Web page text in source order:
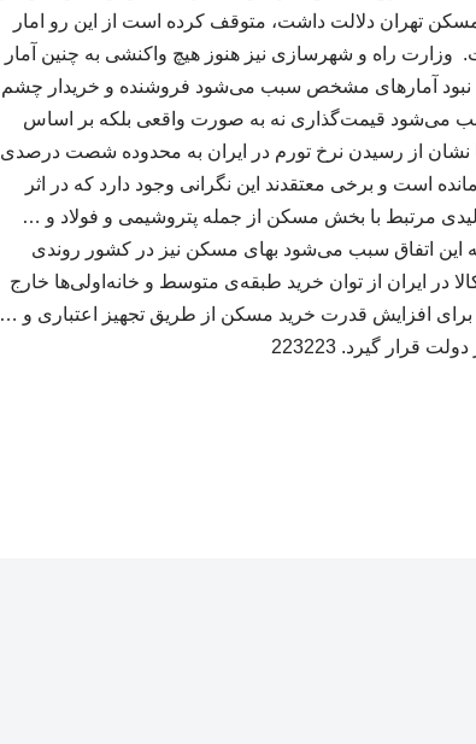
مسکن تهران دلالت داشت، متوقف کرده است از این رو امار
راه و شهرسازی نیز هنوز هیچ واکنشی به چنین آمار
نبود آمارهای مشخص سبب می‌شود فروشنده و خریدار چشم
می‌شود قیمت‌گذاری نه به صورت واقعی بلکه بر اساس
از رسیدن نرخ تورم در ایران به محدوده شصت درصدی
است و برخی معتقدند این نگرانی وجود دارد که در اثر
مرتبط با بخش مسکن از جمله پتروشیمی و فولاد و …
اتفاق سبب می‌شود بهای مسکن نیز در کشور روندی
در ایران از توان خرید طبقه‌ی متوسط و خانه‌اولی‌ها خارج
افزایش قدرت خرید مسکن از طریق تجهیز اعتباری و …
قرار گیرد. 223223